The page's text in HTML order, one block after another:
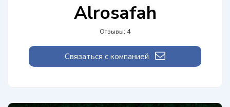
Alrosafah
Отзывы: 4
Связаться с компанией